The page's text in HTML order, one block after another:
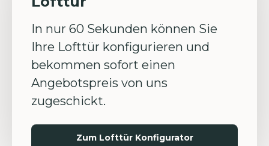
In nur 60 Sekunden können Sie
Ihre Lofttür konfigurieren und
bekommen sofort einen
Angebotspreis von uns
zugeschickt.
Zum Lofttür Konfigurator